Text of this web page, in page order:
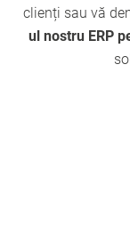
clienți sau vă
ul nostru ERP